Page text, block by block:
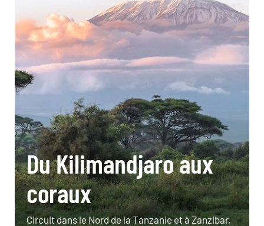
Du Kilimandjaro aux
coraux
Circuit dans le Nord de la Tanzanie et à Zanzibar,